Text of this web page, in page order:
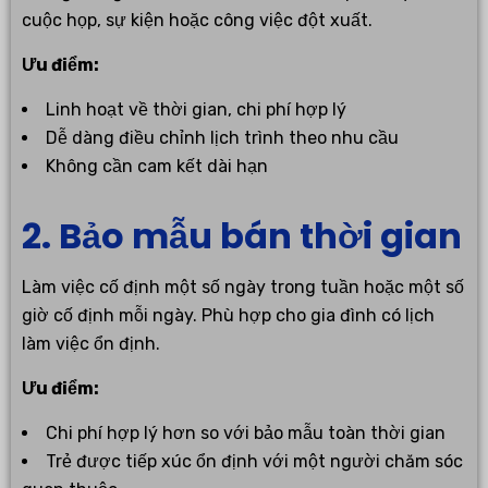
cuộc họp, sự kiện hoặc công việc đột xuất.
Ưu điểm:
Linh hoạt về thời gian, chi phí hợp lý
Dễ dàng điều chỉnh lịch trình theo nhu cầu
Không cần cam kết dài hạn
2. Bảo mẫu bán thời gian
Làm việc cố định một số ngày trong tuần hoặc một số
giờ cố định mỗi ngày. Phù hợp cho gia đình có lịch
làm việc ổn định.
Ưu điểm:
Chi phí hợp lý hơn so với bảo mẫu toàn thời gian
Trẻ được tiếp xúc ổn định với một người chăm sóc